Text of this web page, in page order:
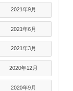
2021年9月
2021年6月
2021年3月
2020年12月
2020年9月